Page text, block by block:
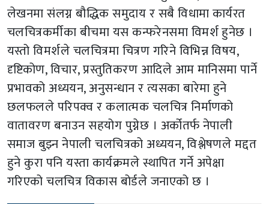
लेखनमा संलग्न बौद्धिक समुदाय र सबै विधामा कार्यरत
चलचित्रकर्मीका बीचमा यस कन्फरेनसमा विमर्श हुनेछ ।
यस्तो विमर्शले चलचित्रमा चित्रण गरिने विभिन्न विषय,
दृष्टिकोण, विचार, प्रस्तुतिकरण आदिले आम मानिसमा पार्ने
प्रभावको अध्ययन, अनुसन्धान र त्यसका बारेमा हुने
छलफलले परिपक्व र कलात्मक चलचित्र निर्माणको
वातावरण बनाउन सहयोग पुग्नेछ । अर्कोतर्फ नेपाली
समाज बुझ्न नेपाली चलचित्रको अध्ययन, विश्लेषणले मद्दत
हुने कुरा पनि यस्ता कार्यक्रमले स्थापित गर्ने अपेक्षा
गरिएको चलचित्र विकास बोर्डले जनाएको छ ।